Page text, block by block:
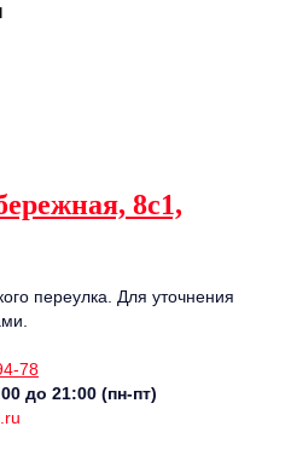
8с1,
переулка. Для уточнения
78
до 21:00 (пн-пт)